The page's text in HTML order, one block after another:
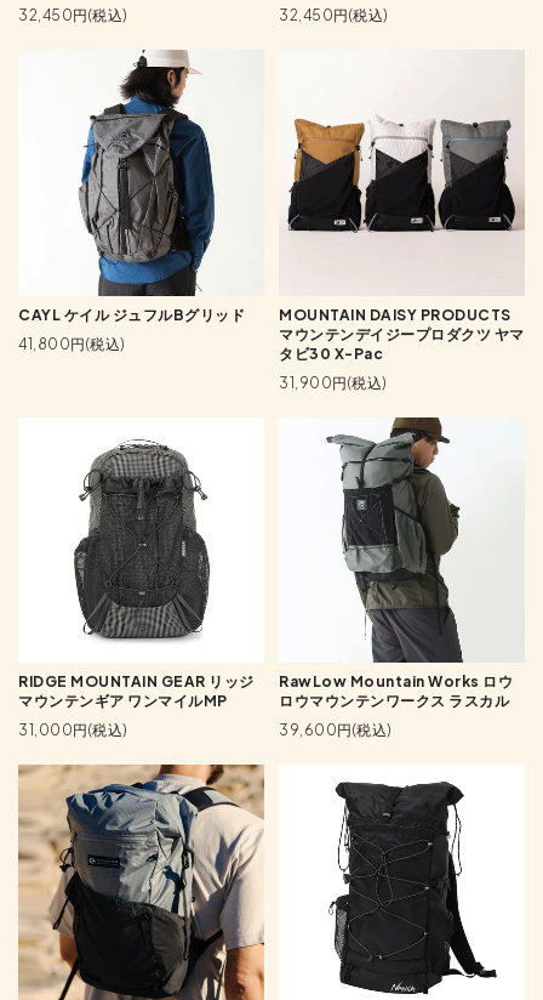
32,450円(税込)
32,450円(税込)
CAYL ケイル ジュフルBグリッド
41,800円(税込)
MOUNTAIN DAISY PRODUCTS
マウンテンデイジープロダクツ ヤマ
タビ30 X-Pac
31,900円(税込)
RIDGE MOUNTAIN GEAR リッジ
マウンテンギア ワンマイルMP
31,000円(税込)
RawLow Mountain Works ロウ
ロウマウンテンワークス ラスカル
39,600円(税込)